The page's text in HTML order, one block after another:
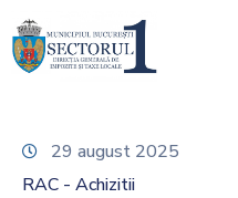
Generale
29 august 2025
RAC - Achizitii